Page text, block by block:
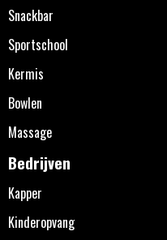
Snackbar
Sportschool
Kermis
Bowlen
Massage
Bedrijven
Kapper
Kinderopvang